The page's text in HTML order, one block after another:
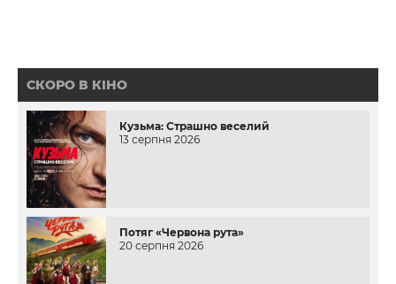
СКОРО В КІНО
Кузьма: Страшно веселий
13 серпня 2026
Потяг «Червона рута»
20 серпня 2026